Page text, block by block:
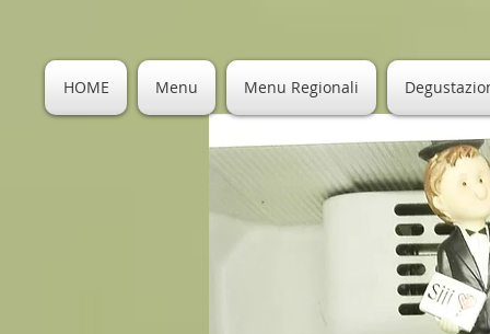
HOME Menu Menu Regionali